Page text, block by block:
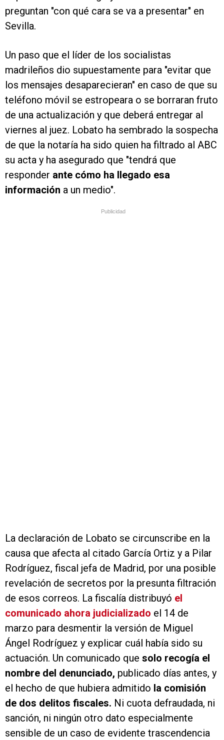
preguntan "con qué cara se va a presentar" en
Sevilla.
Un paso que el líder de los socialistas
madrileños dio supuestamente para "evitar que
los mensajes desaparecieran" en caso de que su
teléfono móvil se estropeara o se borraran fruto
de una actualización y que deberá entregar al
viernes al juez. Lobato ha sembrado la sospecha
de que la notaría ha sido quien ha filtrado al ABC
su acta y ha asegurado que "tendrá que
responder ante cómo ha llegado esa
información a un medio".
Publicidad
La declaración de Lobato se circunscribe en la
causa que afecta al citado García Ortiz y a Pilar
Rodríguez, fiscal jefa de Madrid, por una posible
revelación de secretos por la presunta filtración
de esos correos. La fiscalía distribuyó el
comunicado ahora judicializado el 14 de
marzo para desmentir la versión de Miguel
Ángel Rodríguez y explicar cuál había sido su
actuación. Un comunicado que solo recogía el
nombre del denunciado, publicado días antes, y
el hecho de que hubiera admitido la comisión
de dos delitos fiscales. Ni cuota defraudada, ni
sanción, ni ningún otro dato especialmente
sensible de un caso de evidente trascendencia